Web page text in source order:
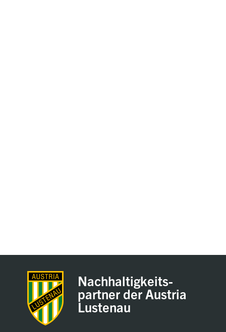
Nachhaltigkeits-
partner der Austria
Lustenau